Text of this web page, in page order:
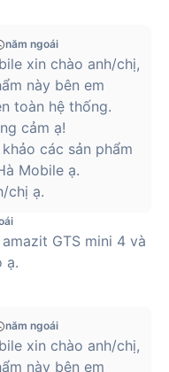
năm ngoái
xin chào anh/chị,
này bên em
toàn hệ thống.
cảm ạ!
các sản phẩm
Mobile ạ.
chị ạ.
GTS mini 4 và
ạ.
năm ngoái
xin chào anh/chị,
này bên em